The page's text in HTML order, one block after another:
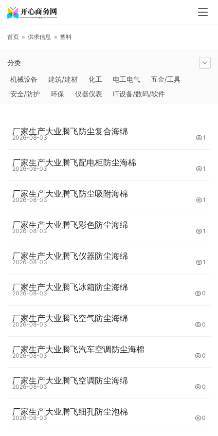
首页 » 供求信息 » 塑料
分类
机械设备
建筑/建材 化工 电工电气
五金/工具
安全/防护
环保 仪器仪表
IT设备/数码/软件
汽摩及配件
日用百货 能源 加工
工艺品/礼品
纺织/皮革 办公/文教 其他未分类
厂家生产大业腾飞防尘复合海绵
2026-08-03 1
厂家生产大业腾飞配电柜防尘海棉
2026-08-03 1
厂家生产大业腾飞防尘吸附海棉
2026-08-03 1
厂家生产大业腾飞彩色防尘海绵
2026-08-03 1
厂家生产大业腾飞仪器防尘海绵
2026-08-03 1
厂家生产大业腾飞冰箱防尘海绵
2026-08-03 0
厂家生产大业腾飞空气防尘海绵
2026-08-03 0
厂家生产大业腾飞汽车空调防尘海棉
2026-08-03 0
厂家生产大业腾飞空调防尘海绵
2026-08-03 0
厂家生产大业腾飞细孔防尘泡棉
2026-08-03 0